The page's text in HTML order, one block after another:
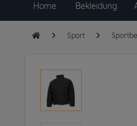
Home Bekleidung
Sport